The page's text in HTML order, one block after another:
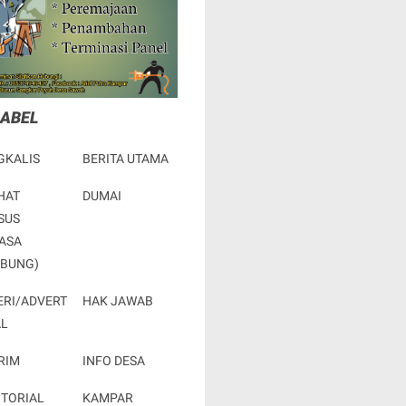
BERITA UTAMA
DUMAI
ADVERT
HAK JAWAB
INFO DESA
KAMPAR